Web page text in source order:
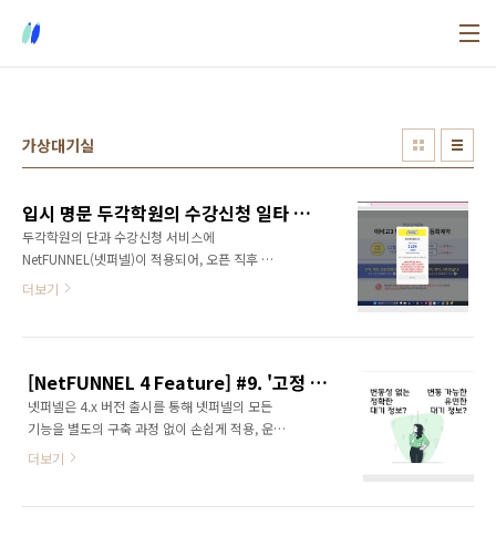
가상대기실
입시 명문 두각학원의 수강신청 일타 가상 대기실, 넷퍼넬
두각학원의 단과 수강신청 서비스에
NetFUNNEL(넷퍼넬)이 적용되어, 오픈 직후 대
량 접속이 몰리는 상황에서도 오류 및 지연 없이
니다. 목차두각학원은 왜 넷퍼넬을 적용했을까?
최대 3,500명 대기자 관리, 우회 접속 제어까지
가장 중요한, 사용자 경험을 만들어내는 방법 두
각학원은 왜 넷퍼넬을 적용했을까?두각학원은
개관을 열어 운영 중입니다. 오랜 시간에 걸친 경
더보기
[NetFUNNEL 4 Feature] #9. '고정 진입형' 대기 제어 모델
넷퍼넬은 4.x 버전 출시를 통해 넷퍼넬의 모든
기능을 별도의 구축 과정 없이 손쉽게 적용, 운영
및 유지보수할 수 있는 SaaS 서비스로의 전환을
더보기